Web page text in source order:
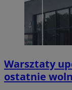
Warsztaty
ostatnie